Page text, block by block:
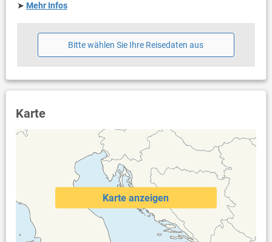
➤ Mehr Infos
Bitte wählen Sie Ihre Reisedaten aus
Karte
Karte anzeigen